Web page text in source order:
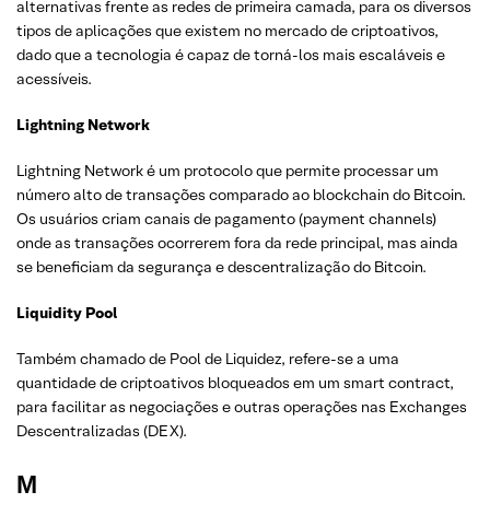
alternativas frente as redes de primeira camada, para os diversos
tipos de aplicações que existem no mercado de criptoativos,
dado que a tecnologia é capaz de torná-los mais escaláveis e
acessíveis.
Lightning Network
Lightning Network é um protocolo que permite processar um
número alto de transações comparado ao blockchain do Bitcoin.
Os usuários criam canais de pagamento (payment channels)
onde as transações ocorrerem fora da rede principal, mas ainda
se beneficiam da segurança e descentralização do Bitcoin.
Liquidity Pool
Também chamado de Pool de Liquidez, refere-se a uma
quantidade de criptoativos bloqueados em um smart contract,
para facilitar as negociações e outras operações nas Exchanges
Descentralizadas (DEX).
M